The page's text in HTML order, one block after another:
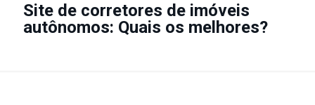
Site de corretores de imóveis
autônomos: Quais os melhores?